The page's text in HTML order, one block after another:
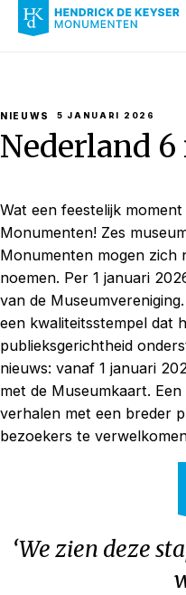
NIEUWS 5 JANUARI 2026
Nederland
Wat een feestelijk
Monumenten! Zes
Monumenten mogen zich
noemen. Per 1 januari
van de
een kwaliteitsstempel dat
publieksgerichtheid
nieuws: vanaf 1 januari
met de Museumkaart.
verhalen met een breder
bezoekers te
‘We zien deze